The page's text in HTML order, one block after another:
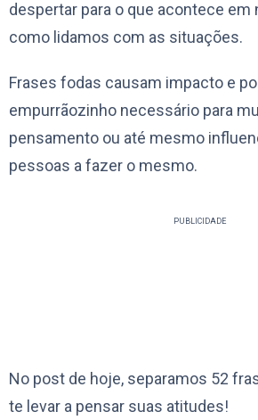
despertar para o que acontece em
como lidamos com as situações.
Frases fodas causam impacto e
empurrãozinho necessário para
pensamento ou até mesmo
pessoas a fazer o mesmo.
PUBLICIDADE
No post de hoje, separamos 52
te levar a pensar suas atitudes!